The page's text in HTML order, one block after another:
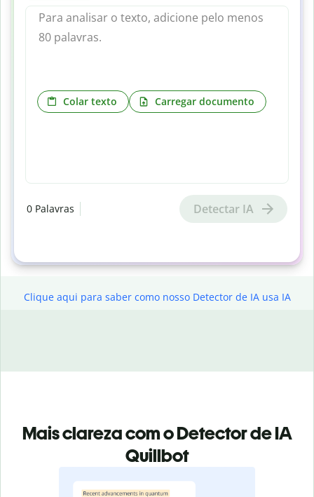
Colar texto Carregar documento
0 Palavras Detectar IA
Clique aqui para saber como nosso Detector de IA usa IA
Mais clareza com o Detector de IA
Quillbot